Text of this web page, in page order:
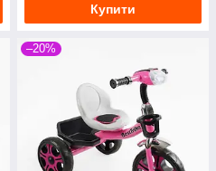
Купити
–20%